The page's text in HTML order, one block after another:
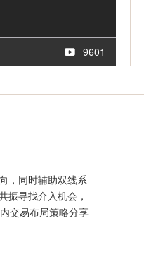
9601
，同时辅助双线系
振寻找介入机会，
交易布局策略分享